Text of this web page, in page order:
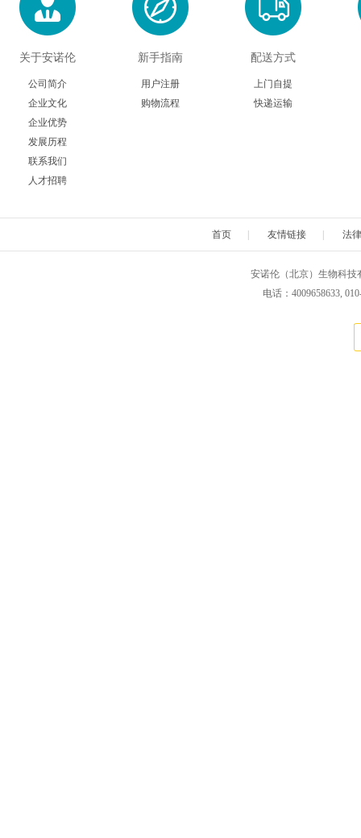
关于安诺伦
公司简介
企业文化
企业优势
发展历程
联系我们
人才招聘
新手指南
用户注册
购物流程
配送方式
上门自提
快递运输
首页 友情链接 法
安诺伦（北京）生物科技
电话：4009658633,